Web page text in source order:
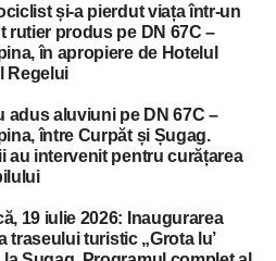
și-a pierdut viața într-un
rutier produs pe DN 67C –
în apropiere de Hotelul
Regelui
adus aluviuni pe DN 67C –
între Curpăt și Șugag.
au intervenit pentru curățarea
19 iulie 2026: Inaugurarea
traseului turistic „Grota lu’